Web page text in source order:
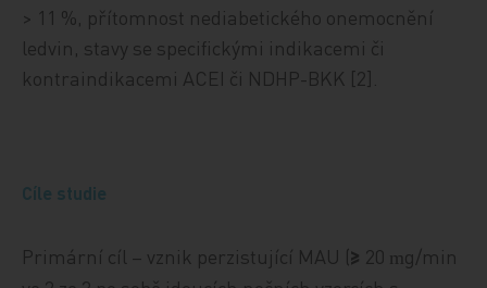
> 11 %, přítomnost nediabetického onemocnění
ledvin, stavy se specifickými indikacemi či
kontraindikacemi ACEI či NDHP-BKK [2].
Cíle studie
Primární cíl – vznik perzistující MAU (≥ 20 mg/min